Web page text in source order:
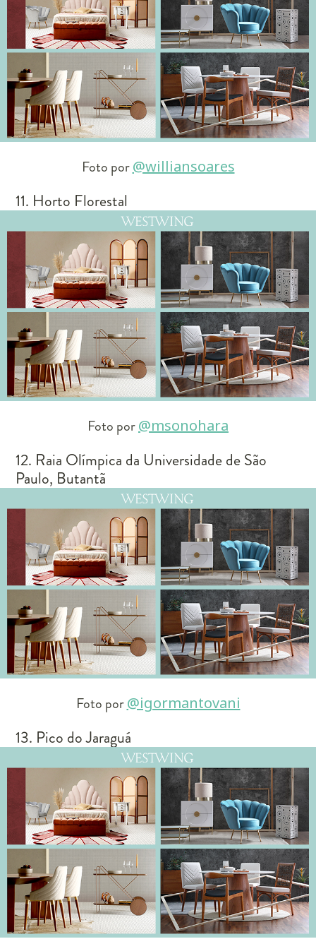
Foto por@williansoares
11. Horto Florestal
Foto por@msonohara
12. Raia Olímpica da Universidade de São
Paulo, Butantã
Foto por@igormantovani
13. Pico do Jaraguá